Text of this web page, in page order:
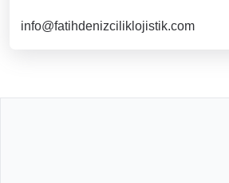
info@fatihdenizciliklojistik.com